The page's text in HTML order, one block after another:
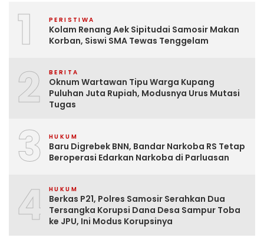
1 PERISTIWA
Kolam Renang Aek Sipitudai Samosir Makan
Korban, Siswi SMA Tewas Tenggelam
2 BERITA
Oknum Wartawan Tipu Warga Kupang
Puluhan Juta Rupiah, Modusnya Urus Mutasi
Tugas
3 HUKUM
Baru Digrebek BNN, Bandar Narkoba RS Tetap
Beroperasi Edarkan Narkoba di Parluasan
4 HUKUM
Berkas P21, Polres Samosir Serahkan Dua
Tersangka Korupsi Dana Desa Sampur Toba
ke JPU, Ini Modus Korupsinya